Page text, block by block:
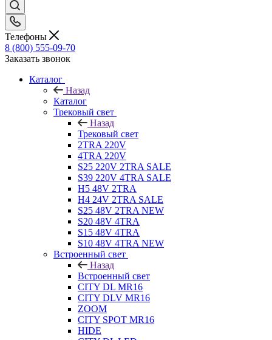
Телефоны
8 (800) 555-09-70
Заказать звонок
Каталог
Назад
Каталог
Трековый свет
Назад
Трековый свет
2TRA 220V
4TRA 220V
S25 220V 2TRA SALE
S39 220V 4TRA SALE
H5 48V 2TRA
H4 24V 2TRA SALE
S25 48V 2TRA NEW
S20 48V 4TRA
S15 48V 4TRA
S10 48V 4TRA NEW
Встроенный свет
Назад
Встроенный свет
CITY DL MR16
CITY DLV MR16
ZOOM
CITY SPOT MR16
HIDE